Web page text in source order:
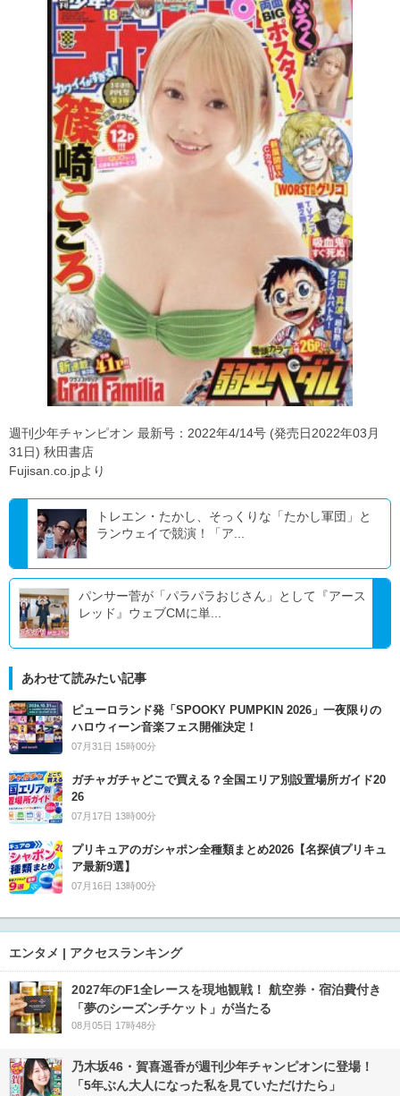
週刊少年チャンピオン 最新号：2022年4/14号 (発売日2022年03月
31日) 秋田書店
Fujisan.co.jpより
トレエン・たかし、そっくりな「たかし軍団」と
ランウェイで競演！「ア...
パンサー菅が「パラパラおじさん」として『アース
レッド』ウェブCMに単...
あわせて読みたい記事
ピューロランド発「SPOOKY PUMPKIN 2026」一夜限りの
ハロウィーン音楽フェス開催決定！
07月31日 15時00分
ガチャガチャどこで買える？全国エリア別設置場所ガイド20
26
07月17日 13時00分
プリキュアのガシャポン全種類まとめ2026【名探偵プリキュ
ア最新9選】
07月16日 13時00分
エンタメ | アクセスランキング
2027年のF1全レースを現地観戦！ 航空券・宿泊費付き
「夢のシーズンチケット」が当たる
08月05日 17時48分
乃木坂46・賀喜遥香が週刊少年チャンピオンに登場！
「5年ぶん大人になった私を見ていただけたら」